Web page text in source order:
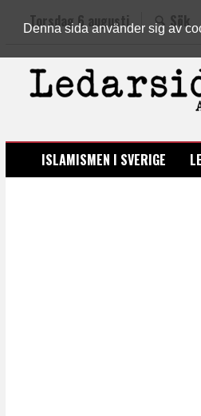
Denna sida använder sig av
Torsdag 6 augusti Sök
LEDARSIDORNA.SE
ISLAMISMEN I SVERIGE